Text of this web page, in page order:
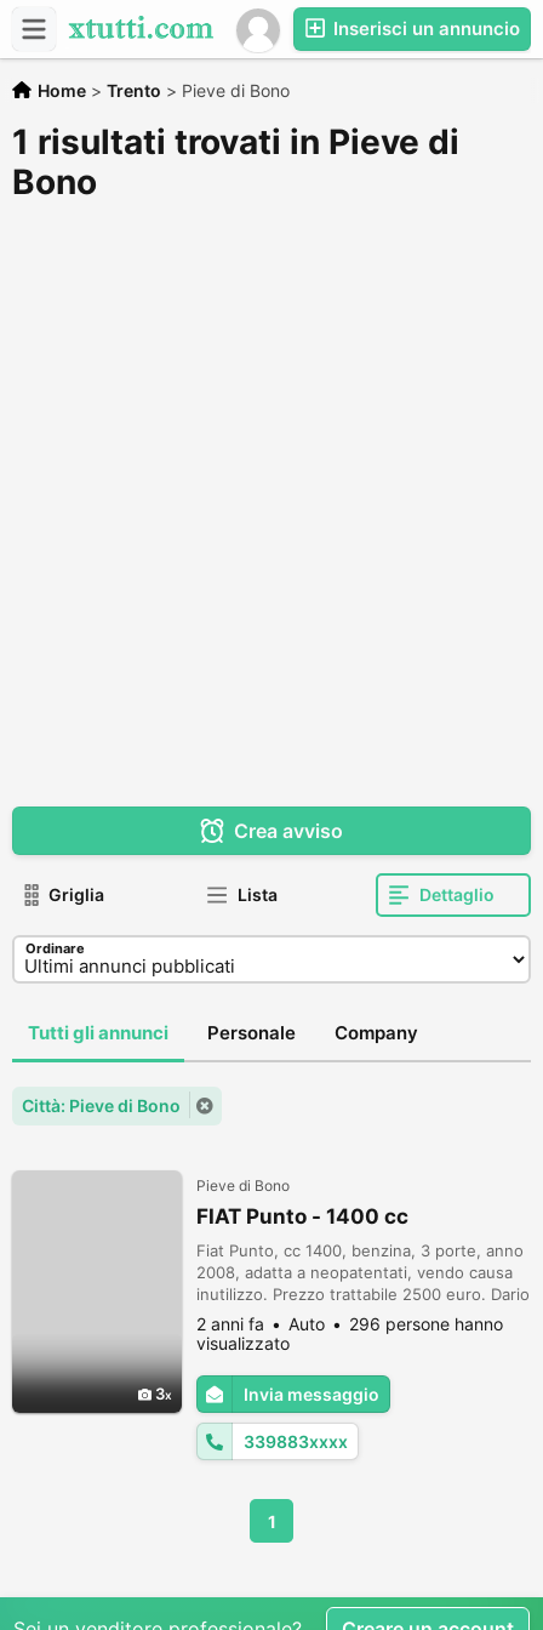
Inserisci un annuncio
Home > Trento > Pieve di Bono
1 risultati trovati in Pieve di
Bono
Crea avviso
Griglia Lista Dettaglio
Ordinare
Tutti gli annunci Personale Company
Città: Pieve di Bono
3
Pieve di Bono
FIAT Punto - 1400 cc
Fiat Punto, cc 1400, benzina, 3 porte, anno
2008, adatta a neopatentati, vendo causa
inutilizzo. Prezzo trattabile 2500 euro. Dario
2 anni fa Auto
296 persone hanno
visualizzato
Invia messaggio
339883xxxx
1